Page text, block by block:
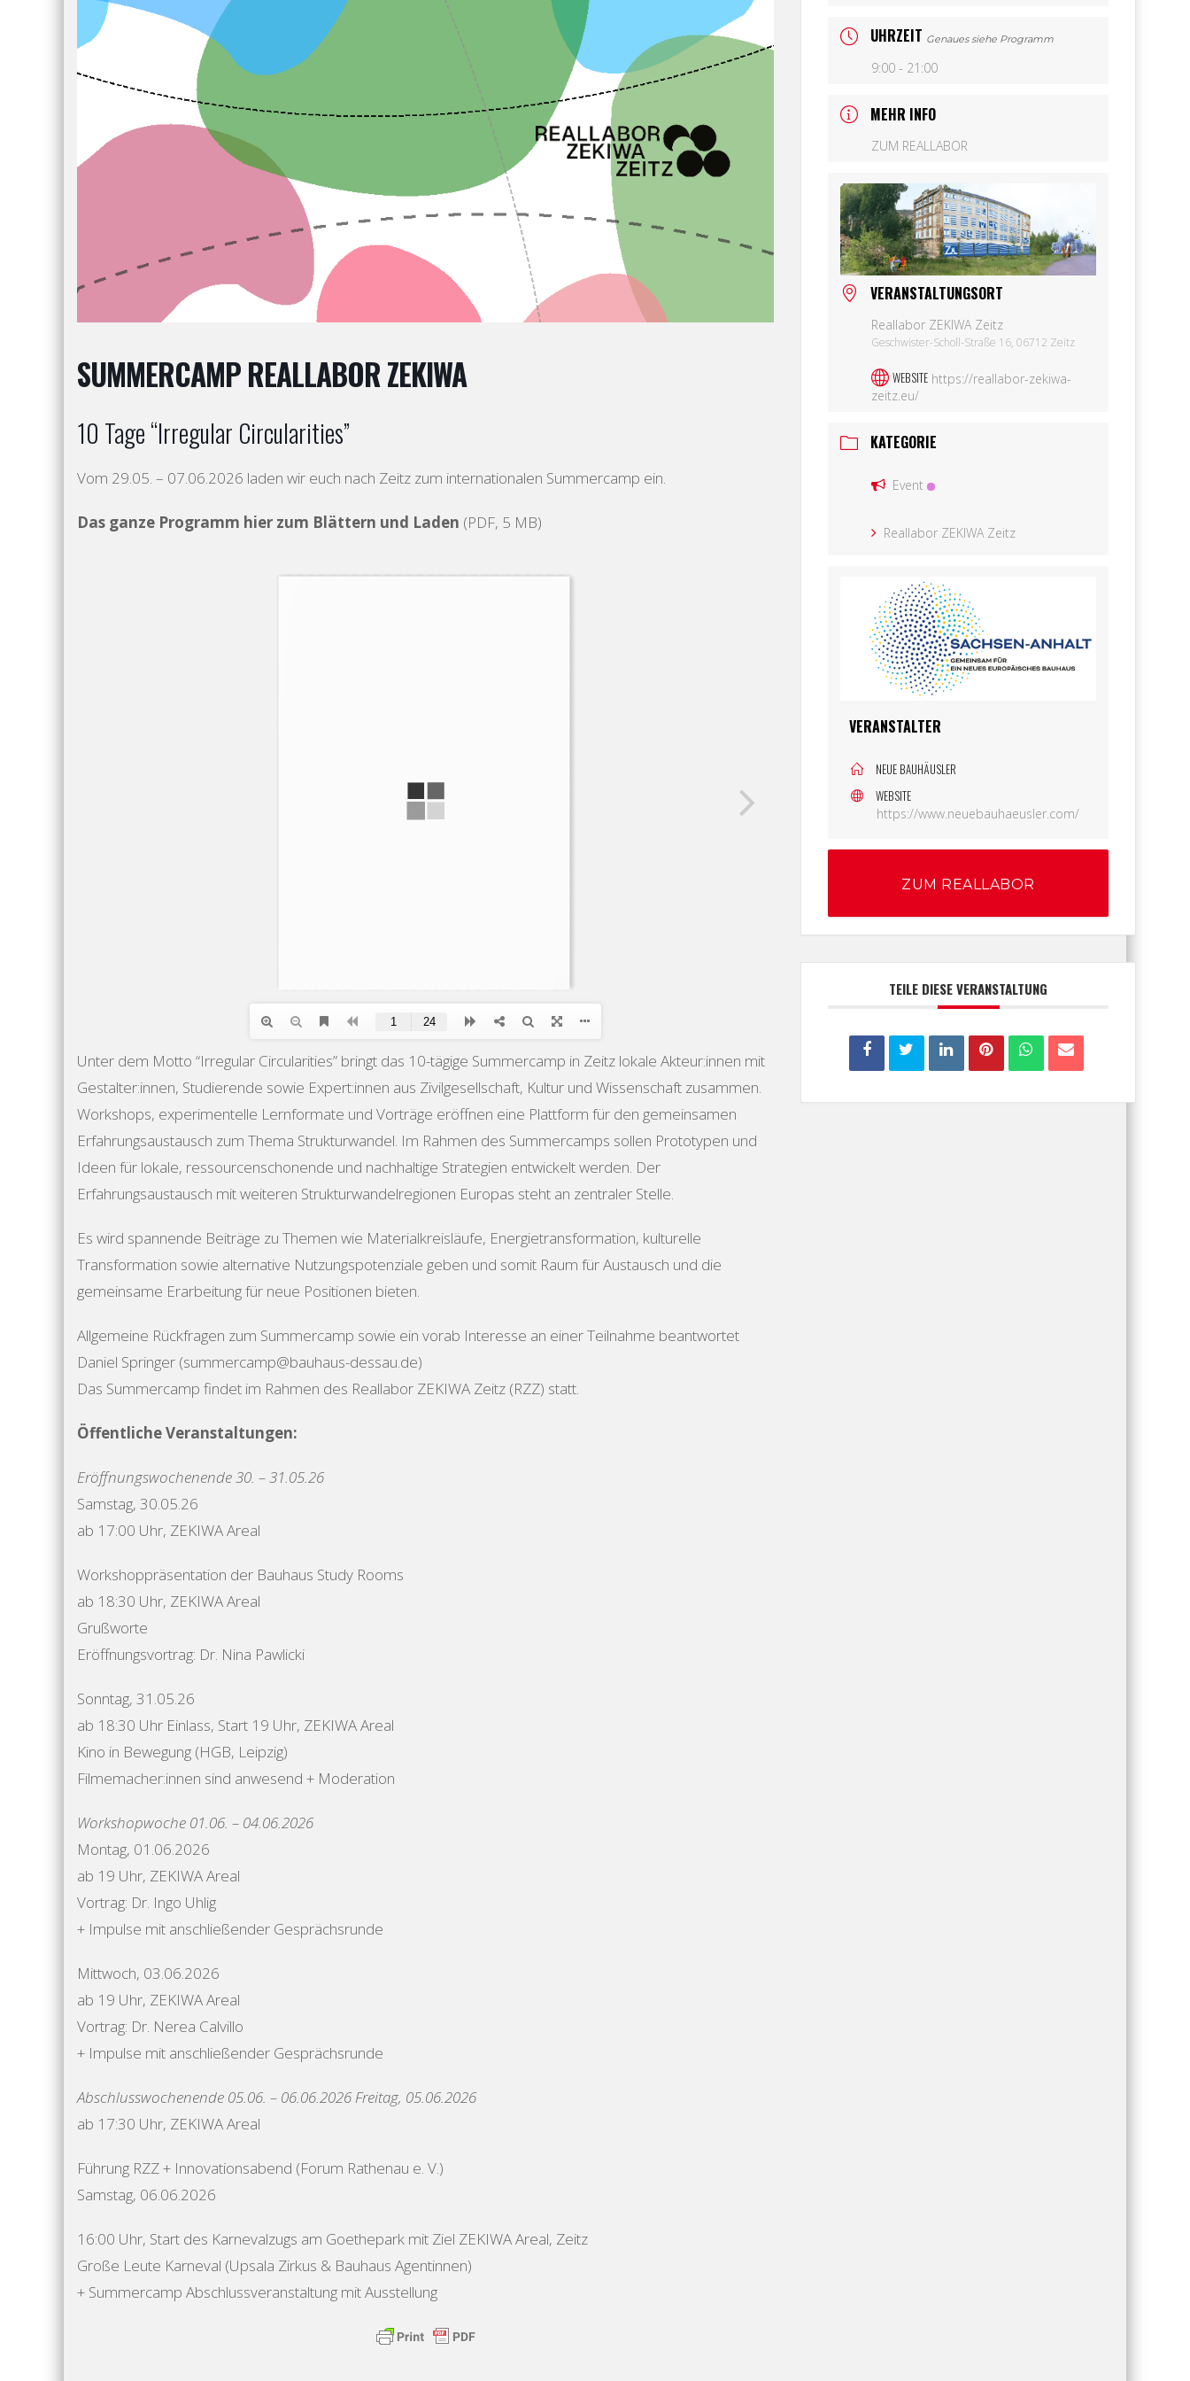
SUMMERCAMP REALLABOR ZEKIWA
10 Tage “Irregular Circularities”
Vom 29.05. – 07.06.2026 laden wir euch nach Zeitz zum internationalen Summercamp ein.
Das ganze Programm hier zum Blättern und Laden (PDF, 5 MB)
Unter dem Motto “Irregular Circularities” bringt das 10-tägige Summercamp in Zeitz lokale Akteur:innen mit
Gestalter:innen, Studierende sowie Expert:innen aus Zivilgesellschaft, Kultur und Wissenschaft zusammen.
Workshops, experimentelle Lernformate und Vorträge eröffnen eine Plattform für den gemeinsamen
Erfahrungsaustausch zum Thema Strukturwandel. Im Rahmen des Summercamps sollen Prototypen und
Ideen für lokale, ressourcenschonende und nachhaltige Strategien entwickelt werden. Der
Erfahrungsaustausch mit weiteren Strukturwandelregionen Europas steht an zentraler Stelle.
Es wird spannende Beiträge zu Themen wie Materialkreisläufe, Energietransformation, kulturelle
Transformation sowie alternative Nutzungspotenziale geben und somit Raum für Austausch und die
gemeinsame Erarbeitung für neue Positionen bieten.
Allgemeine Rückfragen zum Summercamp sowie ein vorab Interesse an einer Teilnahme beantwortet
Daniel Springer (summercamp@bauhaus-dessau.de)
Das Summercamp findet im Rahmen des Reallabor ZEKIWA Zeitz (RZZ) statt.
Öffentliche Veranstaltungen:
Eröffnungswochenende 30. – 31.05.26
Samstag, 30.05.26
ab 17:00 Uhr, ZEKIWA Areal
Workshoppräsentation der Bauhaus Study Rooms
ab 18:30 Uhr, ZEKIWA Areal
Grußworte
Eröffnungsvortrag: Dr. Nina Pawlicki
Sonntag, 31.05.26
ab 18:30 Uhr Einlass, Start 19 Uhr, ZEKIWA Areal
Kino in Bewegung (HGB, Leipzig)
Filmemacher:innen sind anwesend + Moderation
Workshopwoche 01.06. – 04.06.2026
Montag, 01.06.2026
ab 19 Uhr, ZEKIWA Areal
Vortrag: Dr. Ingo Uhlig
+ Impulse mit anschließender Gesprächsrunde
​Mittwoch, 03.06.2026
ab 19 Uhr, ZEKIWA Areal
Vortrag: Dr. Nerea Calvillo
+ Impulse mit anschließender Gesprächsrunde​
Abschlusswochenende 05.06. – 06.06.2026 Freitag, 05.06.2026
ab 17:30 Uhr, ZEKIWA Areal
Führung RZZ + Innovationsabend (Forum Rathenau e. V.)
Samstag, 06.06.2026
16:00 Uhr, Start des Karnevalzugs am Goethepark mit Ziel ZEKIWA Areal, Zeitz
Große Leute Karneval (Upsala Zirkus & Bauhaus Agentinnen)
+ Summercamp Abschlussveranstaltung mit Ausstellung
UHRZEIT Genaues siehe Programm
9:00 - 21:00
MEHR INFO
ZUM REALLABOR
VERANSTALTUNGSORT
Reallabor ZEKIWA Zeitz
Geschwister-Scholl-Straße 16, 06712 Zeitz
WEBSITE https://reallabor-zekiwa-
zeitz.eu/
KATEGORIE
Event
Reallabor ZEKIWA Zeitz
VERANSTALTER
NEUE BAUHÄUSLER
WEBSITE
https://www.neuebauhaeusler.com/
ZUM REALLABOR
TEILE DIESE VERANSTALTUNG